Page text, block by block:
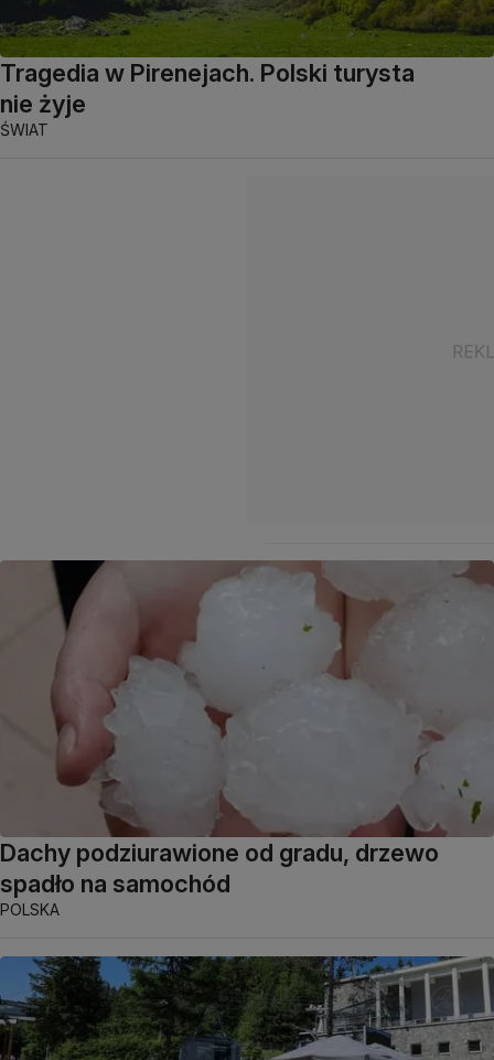
Tragedia w Pirenejach. Polski turysta
nie żyje
ŚWIAT
Dachy podziurawione od gradu, drzewo
spadło na samochód
POLSKA